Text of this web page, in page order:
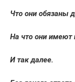
Что они обязаны
На что они имеют
И так далее.